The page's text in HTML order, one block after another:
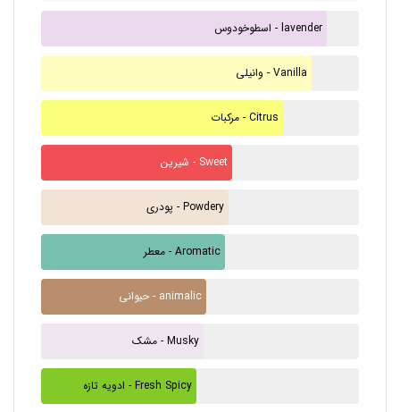
اسطوخودوس - lavender
وانیلی - Vanilla
مرکبات - Citrus
شیرین - Sweet
پودری - Powdery
معطر - Aromatic
حیوانی - animalic
مشک - Musky
ادویه تازه - Fresh Spicy